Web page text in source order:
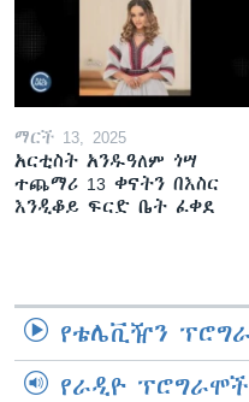
ማርች 13, 2025
አርቲስት አንዱዓለም ጎሣ
ተጨማሪ 13 ቀናትን በእስር
እንዲቆይ ፍርድ ቤት ፈቀደ
የቴሌቪዥን
የራዲዮ